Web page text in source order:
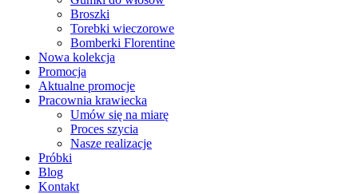
Broszki
Torebki wieczorowe
Bomberki Florentine
Nowa kolekcja
Promocja
Aktualne promocje
Pracownia krawiecka
Umów się na miarę
Proces szycia
Nasze realizacje
Próbki
Blog
Kontakt